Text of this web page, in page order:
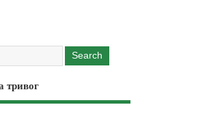
тривог